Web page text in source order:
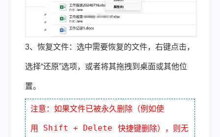
3、恢复文件：选中需要恢复的文件，右键点击，
选择“还原”选项，或者将其拖拽到桌面或其他位
置。
注意：如果文件已被永久删除（例如使
用 Shift + Delete 快捷键删除），则无